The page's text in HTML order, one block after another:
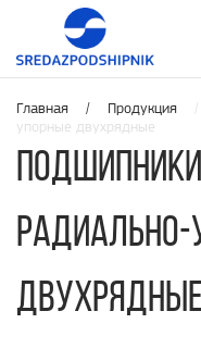
Главная / Продукция
упорные двухрядные
радиально-